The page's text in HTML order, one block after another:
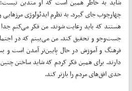
چهارچوب جای گیرد. به نظرم ایدئولوژی مرزهایی
هستند که باید رعایت شوند. من فکر می‌کنم
جست‌وجو و تحقیق کند. من می‌بینم که در
فرهنگ و آموزش در حال پایین‌تر آمدن است و
دارند. برای همین فکر کردم که شاید ساختن
حدی افق‌های مردم را بازتر کند.